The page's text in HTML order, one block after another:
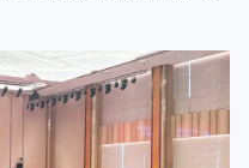
学科的最新研究动态和趋